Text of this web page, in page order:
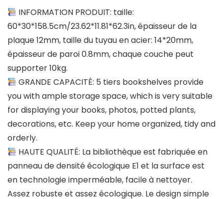
INFORMATION PRODUIT: taille:
60*30*158.5cm/23.62*11.81*62.3in, épaisseur de la
plaque 12mm, taille du tuyau en acier: 14*20mm,
épaisseur de paroi 0.8mm, chaque couche peut
supporter 10kg.
GRANDE CAPACITÉ: 5 tiers bookshelves provide
you with ample storage space, which is very suitable
for displaying your books, photos, potted plants,
decorations, etc. Keep your home organized, tidy and
orderly.
HAUTE QUALITÉ: La bibliothèque est fabriquée en
panneau de densité écologique E1 et la surface est
en technologie imperméable, facile à nettoyer.
Assez robuste et assez écologique. Le design simple